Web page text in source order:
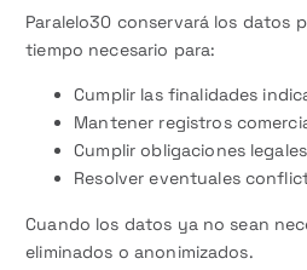
Paralelo30 conservará los datos
tiempo necesario para:
Cumplir las finalidades
Mantener registros
Cumplir obligaciones
Resolver eventuales
Cuando los datos ya no sean
eliminados o anonimizados.